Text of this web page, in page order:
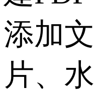
添加
片、